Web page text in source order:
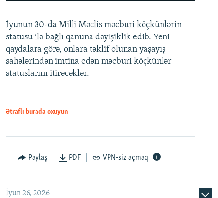
Auto 240p 360p 480p
720p 1080p
360p
480p
720p
İyunun 30-da Milli Məclis məcburi köçkünlərin
statusu ilə bağlı qanuna dəyişiklik edib. Yeni
qaydalara görə, onlara təklif olunan yaşayış
sahələrindən imtina edən məcburi köçkünlər
statuslarını itirəcəklər.
Ətraflı burada oxuyun
Paylaş PDF VPN-siz açmaq
İyun 26, 2026